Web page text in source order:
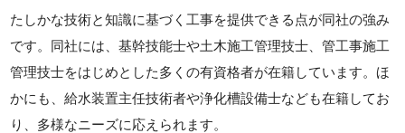
たしかな技術と知識に基づく工事を提供できる点が同社の強み
です。同社には、基幹技能士や土木施工管理技士、管工事施工
管理技士をはじめとした多くの有資格者が在籍しています。ほ
かにも、給水装置主任技術者や浄化槽設備士なども在籍してお
り、多様なニーズに応えられます。